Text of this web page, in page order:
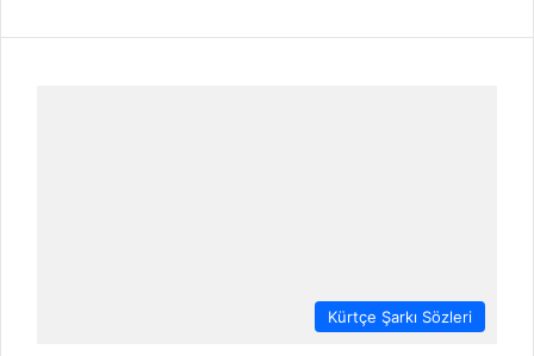
Kürtçe Şarkı Sözleri